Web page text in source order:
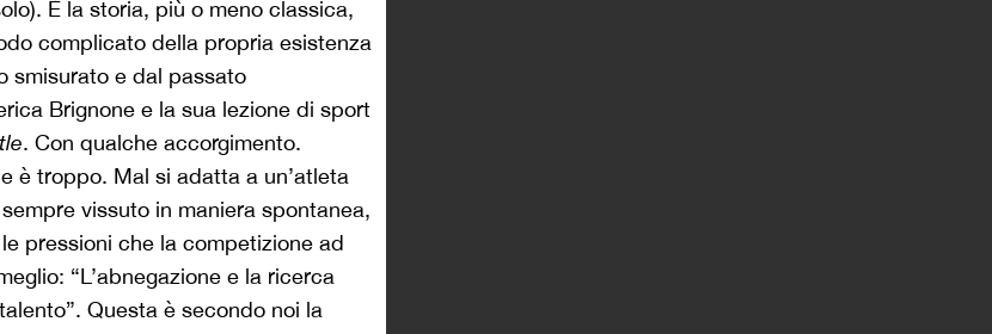
È la storia, più o meno classica,
complicato della propria esistenza
smisurato e dal passato
Brignone e la sua lezione di sport
. Con qualche accorgimento.
è troppo. Mal si adatta a un’atleta
vissuto in maniera spontanea,
pressioni che la competizione ad
“L’abnegazione e la ricerca
Questa è secondo noi la